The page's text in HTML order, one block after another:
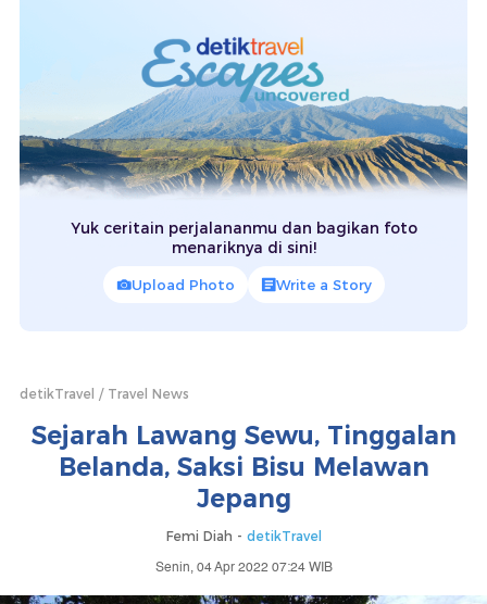
Yuk ceritain perjalananmu dan bagikan foto
menariknya di sini!
Upload Photo Write a Story
detikTravel Travel News
Sejarah Lawang Sewu, Tinggalan
Belanda, Saksi Bisu Melawan
Jepang
Femi Diah - detikTravel
Senin, 04 Apr 2022 07:24 WIB